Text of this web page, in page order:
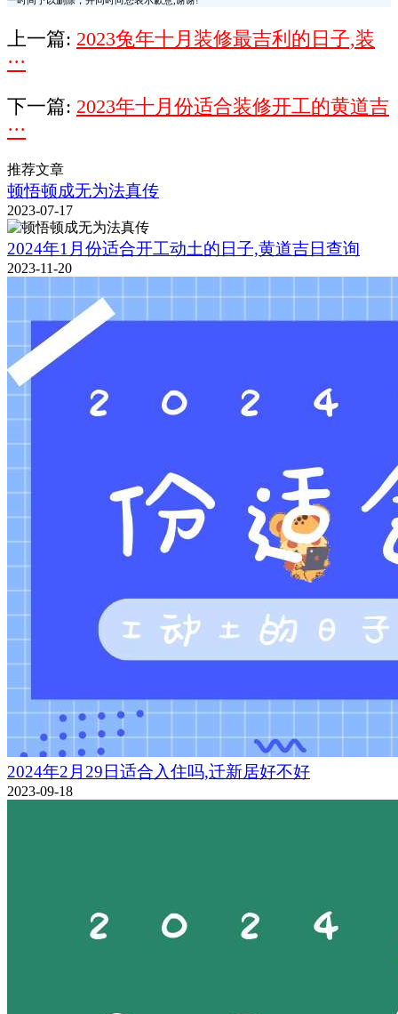
上一篇: 2023兔年十月装修最吉利的日子,装
···
下一篇: 2023年十月份适合装修开工的黄道吉
···
推荐文章
顿悟顿成无为法真传
2023-07-17
2024年1月份适合开工动土的日子,黄道吉日查询
2023-11-20
2024年2月29日适合入住吗,迁新居好不好
2023-09-18